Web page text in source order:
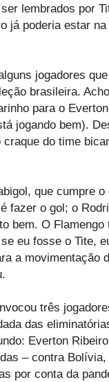
lembrados por
já poderia estar
jogadores
brasileira.
para o
jogando bem).
do time
que cumpre
fazer o gol; o
bem. O Flamengo
eu fosse o Tite,
a movimentação
três
das
Everton
– contra
por conta da